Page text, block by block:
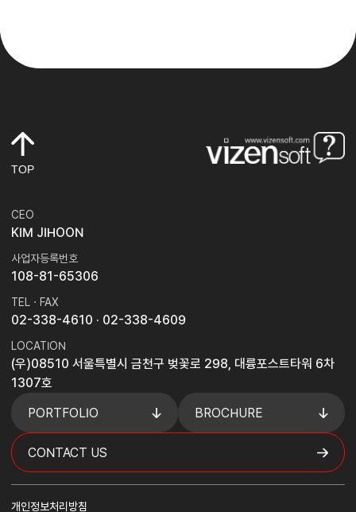
TOP
CEO
KIM JIHOON
사업자등록번호
108-81-65306
TEL · FAX
02-338-4610 · 02-338-4609
LOCATION
(우)08510 서울특별시 금천구 벚꽃로 298, 대륭포스트타워 6차
1307호
PORTFOLIO
BROCHURE
CONTACT US
개인정보처리방침